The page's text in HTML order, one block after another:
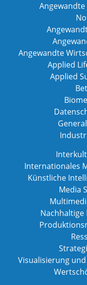
Angewandte
Applied
Applied
Internationales
Künstliche
Media
Nachhaltige
Visualisierung